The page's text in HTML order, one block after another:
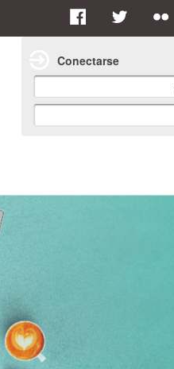
Conectarse